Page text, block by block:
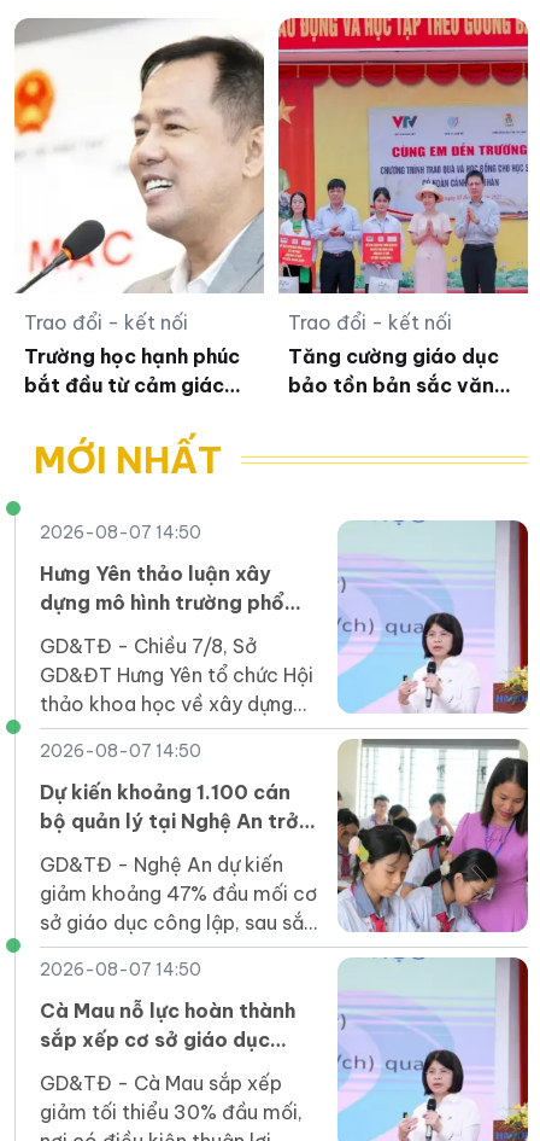
cho giáo viên
Trao đổi - kết nối
Trường học hạnh phúc
bắt đầu từ cảm giác
Trao đổi - kết nối
Tăng cường giáo dục
bảo tồn bản sắc văn
MỚI NHẤT
2026-08-07 14:50
Hưng Yên thảo luận xây
dựng mô hình trường phổ
GD&TĐ - Chiều 7/8, Sở
GD&ĐT Hưng Yên tổ chức Hội
thảo khoa học về xây dựng
mô hình trường phổ thông
trong điều kiện mới.
2026-08-07 14:50
Dự kiến khoảng 1.100 cán
bộ quản lý tại Nghệ An trở
lại công tác giảng dạy
GD&TĐ - Nghệ An dự kiến
giảm khoảng 47% đầu mối cơ
sở giáo dục công lập, sau sắp
xếp sẽ có khoảng 1.100 cán
bộ quản lý trở lại công tác
giảng dạy.
2026-08-07 14:50
Cà Mau nỗ lực hoàn thành
sắp xếp cơ sở giáo dục
trước ngày 30/8
GD&TĐ - Cà Mau sắp xếp
giảm tối thiểu 30% đầu mối,